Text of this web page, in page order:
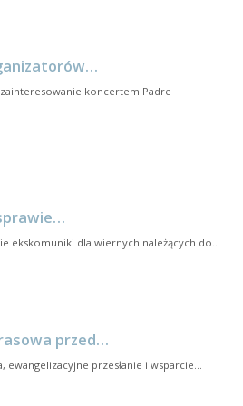
koncertem Padre
ekskomuniki dla wiernych należących do…
przed…
ewangelizacyjne przesłanie i wsparcie…